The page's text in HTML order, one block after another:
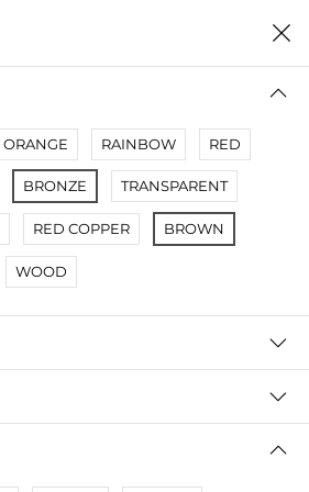
0
ORANGE RAINBOW RED
BRONZE TRANSPARENT
RED COPPER BROWN
WOOD